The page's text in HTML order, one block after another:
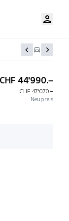
CHF 44'990.–
CHF 47'070.–
Neupreis